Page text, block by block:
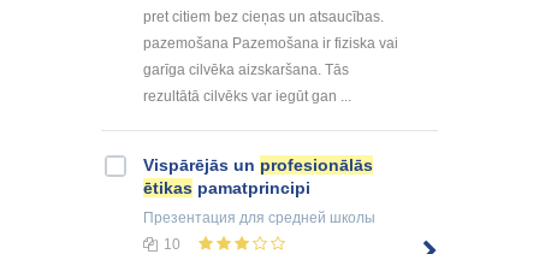
pret citiem bez cieņas un atsaucības.
pazemošana Pazemošana ir fiziska vai
garīga cilvēka aizskaršana. Tās
rezultātā cilvēks var iegūt gan ...
Vispārējās un profesionālās
ētikas pamatprincipi
Презентация для средней школы
10